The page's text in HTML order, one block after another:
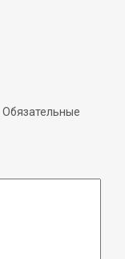
Обязательные